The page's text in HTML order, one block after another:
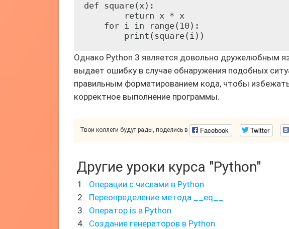
def square(x):
        return x * x
    for i in range(10):
Однако Python 3 является довольно дружелюбным
выдает ошибку в случае обнаружения подобных
правильным форматированием кода, чтобы
корректное выполнение программы.
Твои коллеги будут рады, поделись в Facebook Twitter
Другие уроки курса "Python"
Операции с числами в Python
Переопределение метода __eq__
Оператор is в Python
Создание генераторов в Python